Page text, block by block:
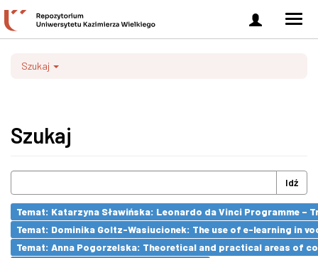
Zaloguj
się
Szukaj
Szukaj
Idź
Temat: Katarzyna Sławińska: Leonardo da Vinci Programme
Temat: Dominika Goltz-Wasiucionek: The use of e-learning in
Temat: Anna Pogorzelska: Theoretical and practical areas of